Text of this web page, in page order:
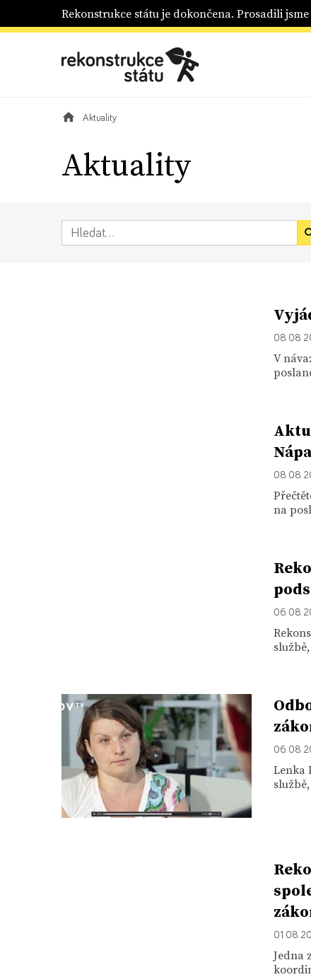
Rekonstrukce státu je dokončena. Prosadili jsme
Aktuality
Aktuality
08. 08.
V
08. 08.
na
06. 08.
06. 08.
Lenka
01. 08.
Jedna